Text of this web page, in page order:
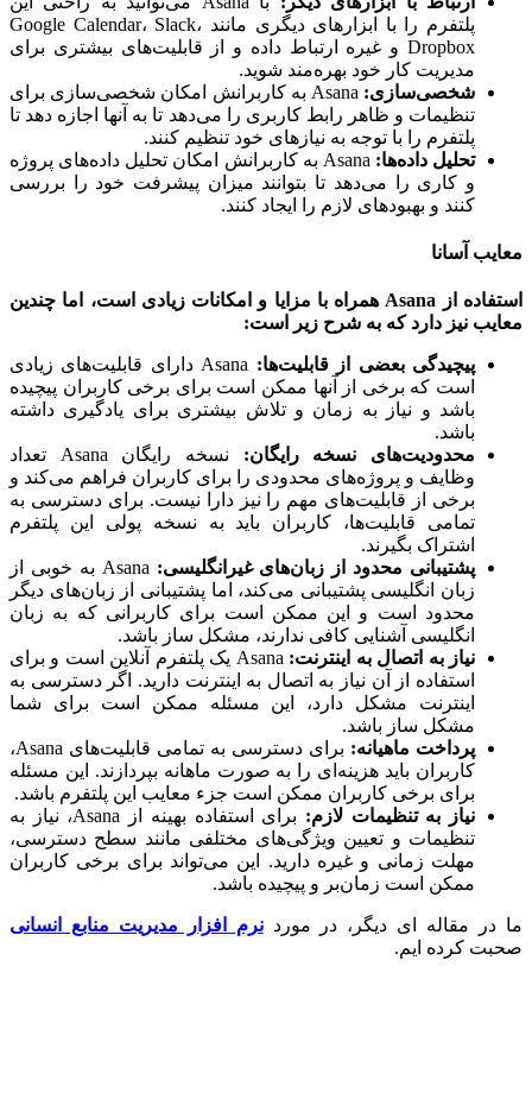
پلتفرم را با ابزارهای دیگری مانند Google Calendar، Slack،
Dropbox و غیره ارتباط داده و از قابلیت‌های بیشتری برای
مدیریت کار خود بهره‌مند شوید.
شخصی‌سازی:
Asana به کاربرانش امکان شخصی‌سازی برای
تنظیمات و ظاهر رابط کاربری را می‌دهد تا به آنها اجازه دهد تا
پلتفرم را با توجه به نیازهای خود تنظیم کنند.
تحلیل داده‌ها:
Asana به کاربرانش امکان تحلیل داده‌های پروژه
و کاری را می‌دهد تا بتوانند میزان پیشرفت خود را بررسی
کنند و بهبودهای لازم را ایجاد کنند.
آسانا
استفاده از Asana همراه با مزایا و امکانات زیادی است، اما چندین
نیز دارد که به شرح زیر است:
پیچیدگی بعضی از قابلیت‌ها:
Asana دارای قابلیت‌های زیادی
است که برخی از آنها ممکن است برای برخی کاربران پیچیده
باشد و نیاز به زمان و تلاش بیشتری برای یادگیری داشته
باشد.
محدودیت‌های نسخه رایگان:
نسخه رایگان Asana تعداد
وظایف و پروژه‌های محدودی را برای کاربران فراهم می‌کند و
برخی از قابلیت‌های مهم را نیز دارا نیست. برای دسترسی به
تمامی قابلیت‌ها، کاربران باید به نسخه پولی این پلتفرم
اشتراک بگیرند.
پشتیبانی محدود از زبان‌های غیرانگلیسی:
Asana به خوبی از
زبان انگلیسی پشتیبانی می‌کند، اما پشتیبانی از زبان‌های دیگر
محدود است و این ممکن است برای کاربرانی که به زبان
انگلیسی آشنایی کافی ندارند، مشکل ساز باشد.
نیاز به اتصال به اینترنت:
Asana یک پلتفرم آنلاین است و برای
استفاده از آن نیاز به اتصال به اینترنت دارید. اگر دسترسی به
اینترنت مشکل دارد، این مسئله ممکن است برای شما
مشکل ساز باشد.
پرداخت ماهیانه:
برای دسترسی به تمامی قابلیت‌های Asana،
کاربران باید هزینه‌ای را به صورت ماهانه بپردازند. این مسئله
برای برخی کاربران ممکن است جزء معایب این پلتفرم باشد.
نیاز به تنظیمات لازم:
برای استفاده بهینه از Asana، نیاز به
تنظیمات و تعیین ویژگی‌های مختلفی مانند سطح دسترسی،
مهلت زمانی و غیره دارید. این می‌تواند برای برخی کاربران
ممکن است زمان‌بر و پیچیده باشد.
مقاله ای دیگر، در موردنرم افزار مدیریت منابع انسانی
کرده ایم.